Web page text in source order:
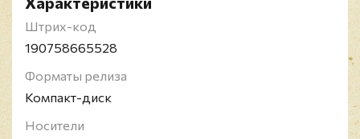
качестве вокалиста и автора текстов, Йохен -
сессионный гитарист. Название переводится как
"Ледокол", девиз группы - "...Es wird Kalt"
Штрих-код
190758665528
Форматы релиза
Компакт-диск
Носители